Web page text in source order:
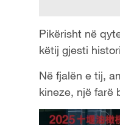
Pikërisht në
këtij gjesti
Në fjalën e tij,
kineze, një farë